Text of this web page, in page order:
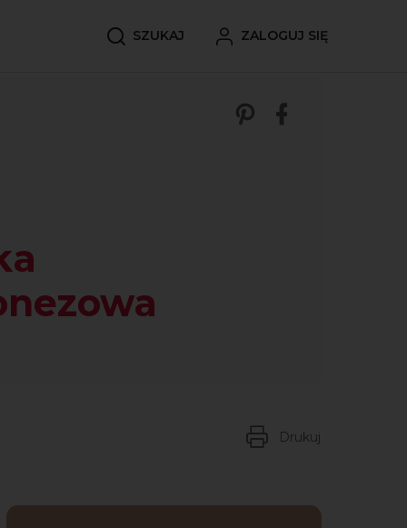
SZUKAJ ZALOGUJ SIĘ
Zobacz nasze
Udostępnij
Drukuj